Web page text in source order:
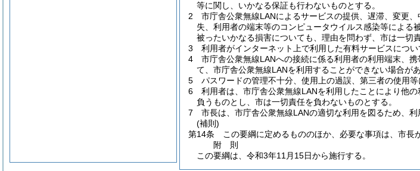
等に関し、いかなる保証も行わないものとする。
2
市庁舎公衆無線LANによるサービスの提供、遅滞、変更
失、利用者の端末等のコンピュータウイルス感染等によ
被ったいかなる損害についても、理由を問わず、市は一切
3
利用者がインターネット上で利用した有料サービスにつ
4
市庁舎公衆無線LANへの接続に係る利用者の利用端末、
て、市庁舎公衆無線LANを利用することができない場合が
5
パスワードの管理不十分、使用上の過誤、第三者の使用
6
利用者は、市庁舎公衆無線LANを利用したことにより他
負うものとし、市は一切責任を負わないものとする。
7
市長は、市庁舎公衆無線LANの適切な利用を図るため、
(補則)
第14条
この要綱に定めるもののほか、必要な事項は、市長
附 則
この要綱は、令和3年11月15日から施行する。